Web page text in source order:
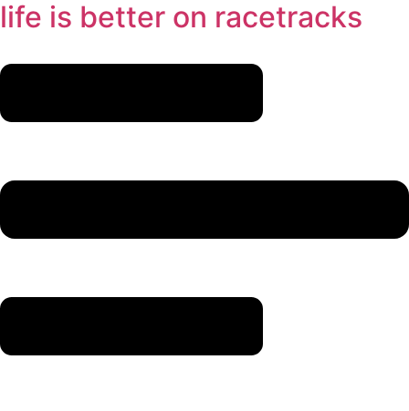
life is better on racetracks